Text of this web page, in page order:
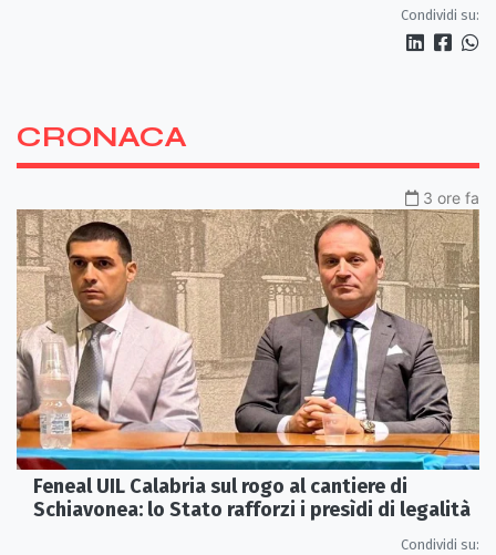
Condividi su:
CRONACA
3 ore fa
Feneal UIL Calabria sul rogo al cantiere di
Schiavonea: lo Stato rafforzi i presìdi di legalità
Condividi su: